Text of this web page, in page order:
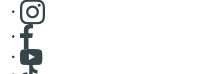
Consulter page Instagram
Consulter page Facebook
Consulter Youtube
Consulter TikTok